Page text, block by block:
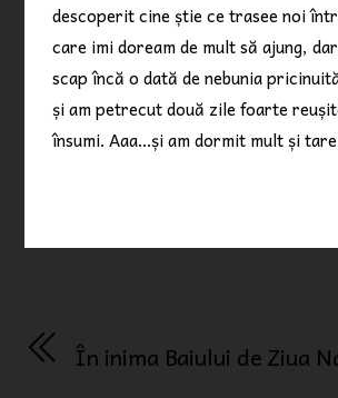
descoperit cine știe ce trasee noi
care imi doream de mult să ajung,
scap încă o dată de nebunia
și am petrecut două zile foarte
însumi. Aaa…și am dormit mult și
În inima Baiului de Ziua